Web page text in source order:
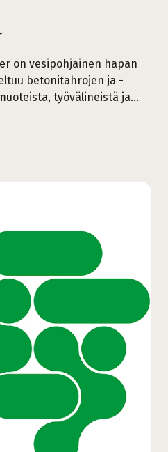
on vesipohjainen hapan
betonitahrojen ja -
työvälineistä ja…